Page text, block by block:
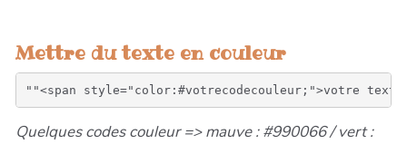
Mettre du texte en couleur
Quelques codes couleur => mauve : #990066 / vert :